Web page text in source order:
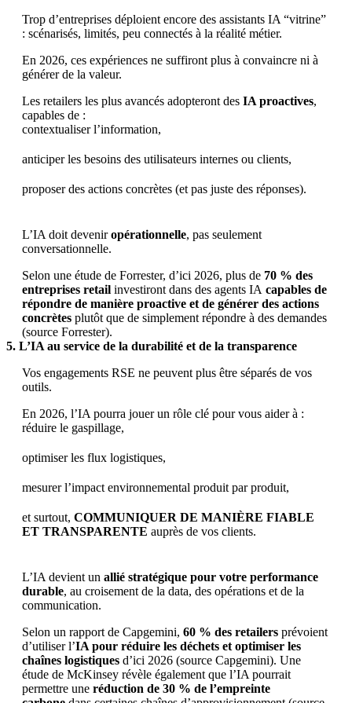
Trop d’entreprises déploient encore des assistants IA “vitrine”
: scénarisés, limités, peu connectés à la réalité métier.
En 2026, ces expériences ne suffiront plus à convaincre ni à
générer de la valeur.
Les retailers les plus avancés adopteront des IA proactives,
capables de :
contextualiser l’information,
anticiper les besoins des utilisateurs internes ou clients,
proposer des actions concrètes (et pas juste des réponses).
L’IA doit deveniropérationnelle, pas seulement
conversationnelle.
Selon une étude de Forrester, d’ici 2026, plus de 70 % des
entreprises retail investiront dans des agents IA capables de
répondre de manière proactive et de générer des actions
concrètes plutôt que de simplement répondre à des demandes
(source Forrester).
5. L’IA au service de la durabilité et de la transparence
Vos engagements RSE ne peuvent plus être séparés de vos
outils.
En 2026, l’IA pourra jouer un rôle clé pour vous aider à :
réduire le gaspillage,
optimiser les flux logistiques,
mesurer l’impact environnemental produit par produit,
et surtout, COMMUNIQUER DE MANIÈRE FIABLE
ET TRANSPARENTE auprès de vos clients.
L’IA devient un allié stratégique pour votre performance
durable, au croisement de la data, des opérations et de la
communication.
Selon un rapport de Capgemini, 60 % des retailers prévoient
d’utiliser l’IA pour réduire les déchets et optimiser les
chaînes logistiques d’ici 2026 (source Capgemini). Une
étude de McKinsey révèle également que l’IA pourrait
permettre une réduction de 30 % de l’empreinte